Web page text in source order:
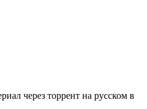
через торрент на русском в